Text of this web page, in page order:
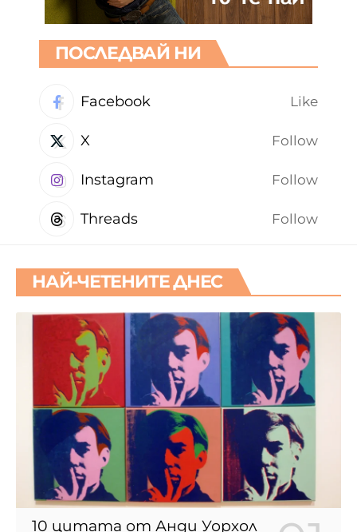
ПОСЛЕДВАЙ НИ
Facebook Like
X Follow
Instagram Follow
Threads Follow
НАЙ-ЧЕТЕНИТЕ ДНЕС
10 цитата от Анди Уорхол